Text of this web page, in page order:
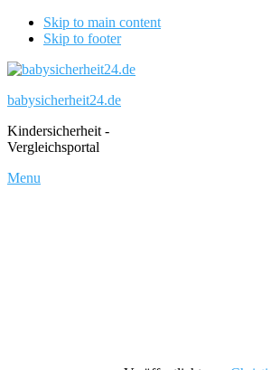
Skip to main content
Skip to footer
babysicherheit24.de
Kindersicherheit -
Vergleichsportal
Menu